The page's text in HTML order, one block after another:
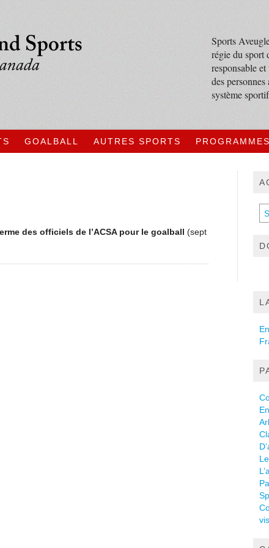
Sports
régie du sport
responsable
des
système
GOALBALL AUTRES SPORTS PROGRAMMES
des officiels de l’ACSA pour le goalball (sept
S